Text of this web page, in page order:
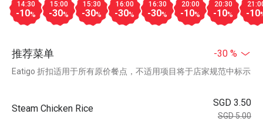
14:30
-10%
15:00
-30%
15:30
-30%
16:00
-30%
16:30
-30%
20:00
-10%
20:30
-10% -10
推荐菜单 -30 %
Eatigo 折扣适用于所有原价餐点，不适用项目将于店家规范中标示
Steam Chicken Rice
SGD 3.50
SGD 5.00